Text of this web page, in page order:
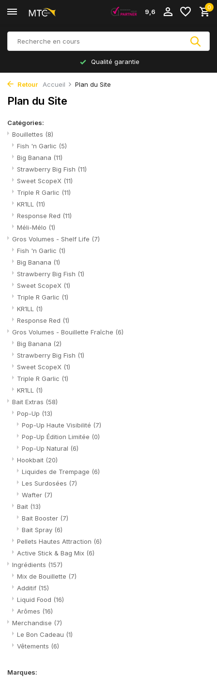
9,6
0
Qualité garantie
Retour Accueil Plan du Site
Plan du Site
Catégories:
Bouillettes (8)
Fish 'n Garlic (5)
Big Banana (11)
Strawberry Big Fish (11)
Sweet ScopeX (11)
Triple R Garlic (11)
KR1LL
(11)
Response Red (11)
Méli-Mélo (1)
Gros Volumes - Shelf Life (7)
Fish 'n Garlic (1)
Big Banana (1)
Strawberry Big Fish (1)
Sweet ScopeX (1)
Triple R Garlic (1)
KR1LL
(1)
Response Red (1)
Gros Volumes - Bouillette Fraîche (6)
Big Banana (2)
Strawberry Big Fish (1)
Sweet ScopeX (1)
Triple R Garlic (1)
KR1LL
(1)
Bait Extras (58)
Pop-Up (13)
Pop-Up Haute Visibilité (7)
Pop-Up Édition Limitée (0)
Pop-Up Natural (6)
Hookbait (20)
Liquides de Trempage (6)
Les Surdosées (7)
Wafter (7)
Bait (13)
Bait Booster (7)
Bait Spray (6)
Pellets Hautes Attraction (6)
Active Stick & Bag Mix (6)
Ingrédients (157)
Mix de Bouillette (7)
Additif (15)
Liquid Food (16)
Arômes (16)
Merchandise (7)
Le Bon Cadeau (1)
Vêtements (6)
Marques: